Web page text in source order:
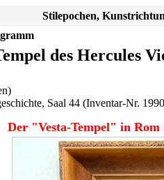
Stilepochen,
des Hercules
Saal 44 (Inventar-Nr.
Der "Vesta-Tempel" in Rom